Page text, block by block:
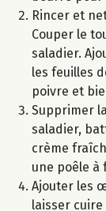
Rincer et
Couper le
saladier.
les feuilles
poivre et
Supprimer
saladier,
crème
une poêle à
Ajouter les
laisser